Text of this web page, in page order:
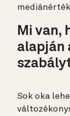
Mi van,
alapján
Sok oka